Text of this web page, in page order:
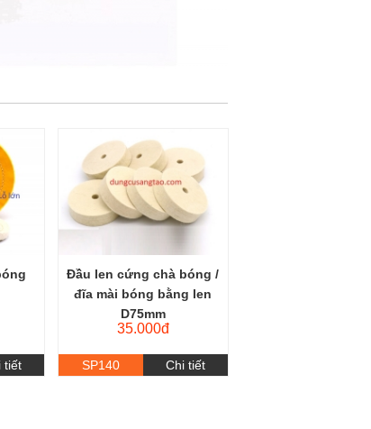
tiết
đĩa mài bóng bằng len
D75mm
35.000đ
SP140 Chi tiết